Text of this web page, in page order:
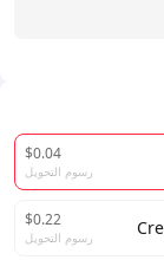
$0.04
رسوم التحويل
$0.22
رسوم التحويل